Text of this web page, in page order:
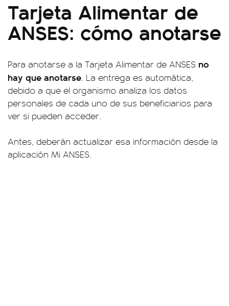
Tarjeta Alimentar de
ANSES: cómo anotarse
Para anotarse a la Tarjeta Alimentar de ANSES no
hay que anotarse. La entrega es automática,
debido a que el organismo analiza los datos
personales de cada uno de sus beneficiarios para
ver si pueden acceder.
Antes, deberán actualizar esa información desde la
aplicación Mi ANSES.